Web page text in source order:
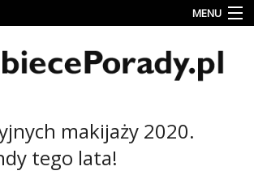
MENU
makijaży 2020.
tego lata!